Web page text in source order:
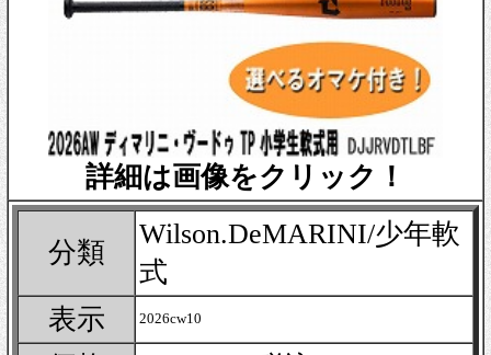
詳細は画像をクリック！
分類
Wilson.DeMARINI/少年軟
式
表示
2026cw10